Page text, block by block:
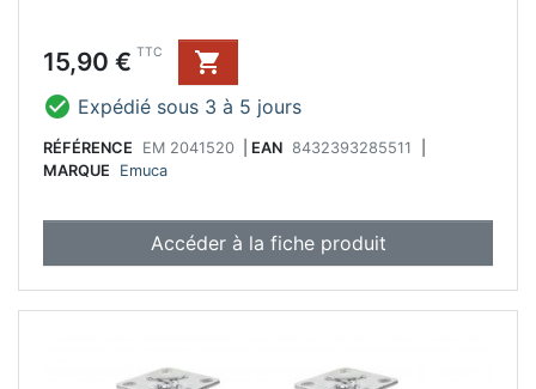
Prix
15,90 € TTC

 Expédié sous 3 à 5 jours
RÉFÉRENCE EM 2041520 EAN 8432393285511
MARQUE
Emuca
Accéder à la fiche produit